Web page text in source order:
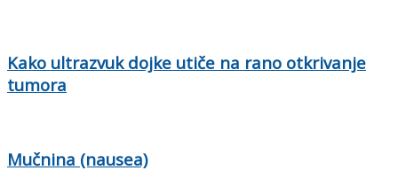
Kako ultrazvuk dojke utiče na rano otkrivanje
tumora
Mučnina (nausea)